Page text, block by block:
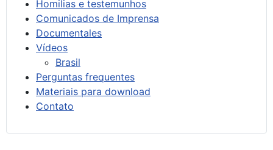
Homilias e testemunhos
Comunicados de Imprensa
Documentales
Vídeos
Brasil
Perguntas frequentes
Materiais para download
Contato